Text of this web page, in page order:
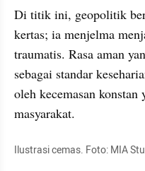
Di titik ini, geopolitik
kertas; ia menjelma
traumatis. Rasa aman
sebagai standar
oleh kecemasan
masyarakat.
Ilustrasi cemas. Foto: MIA